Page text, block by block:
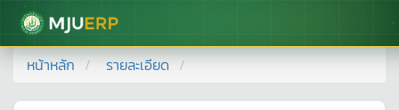
มหาวิทยาลัยแม่โจ้
หน้าหลัก รายละเอียด